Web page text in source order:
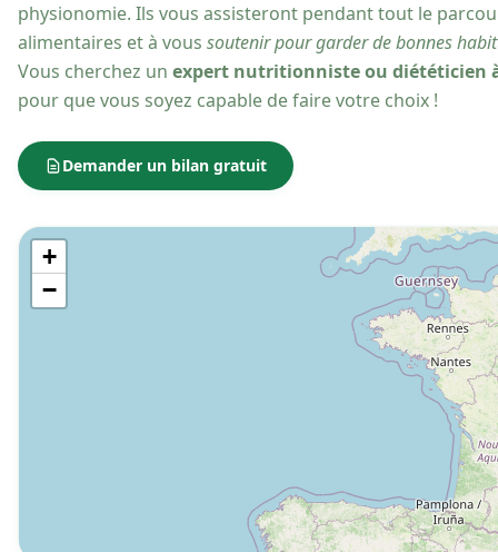
physionomie. Ils vous assisteront pendant tout le
alimentaires et à vous soutenir pour garder de bonnes
Vous cherchez un expert nutritionniste ou diététicien
pour que vous soyez capable de faire votre choix !
Demander un bilan gratuit
+
−